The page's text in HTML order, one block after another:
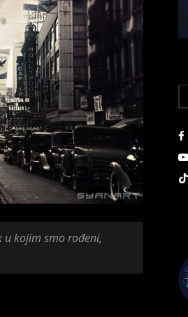
u kojim smo rođeni,